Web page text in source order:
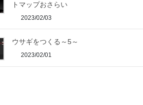
トマップおさらい
2023/02/03
ウサギをつくる～5～
2023/02/01